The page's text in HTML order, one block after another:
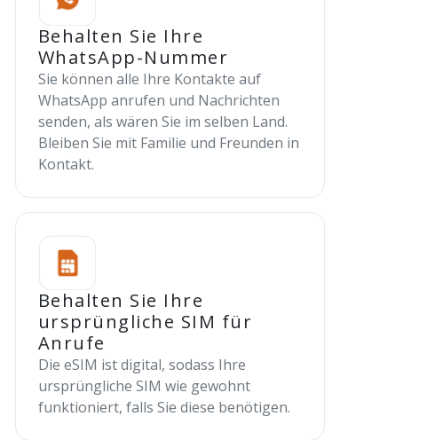
Behalten Sie Ihre
WhatsApp-Nummer
Sie können alle Ihre Kontakte auf
WhatsApp anrufen und Nachrichten
senden, als wären Sie im selben Land.
Bleiben Sie mit Familie und Freunden in
Kontakt.
Behalten Sie Ihre
ursprüngliche SIM für
Anrufe
Die eSIM ist digital, sodass Ihre
ursprüngliche SIM wie gewohnt
funktioniert, falls Sie diese benötigen.